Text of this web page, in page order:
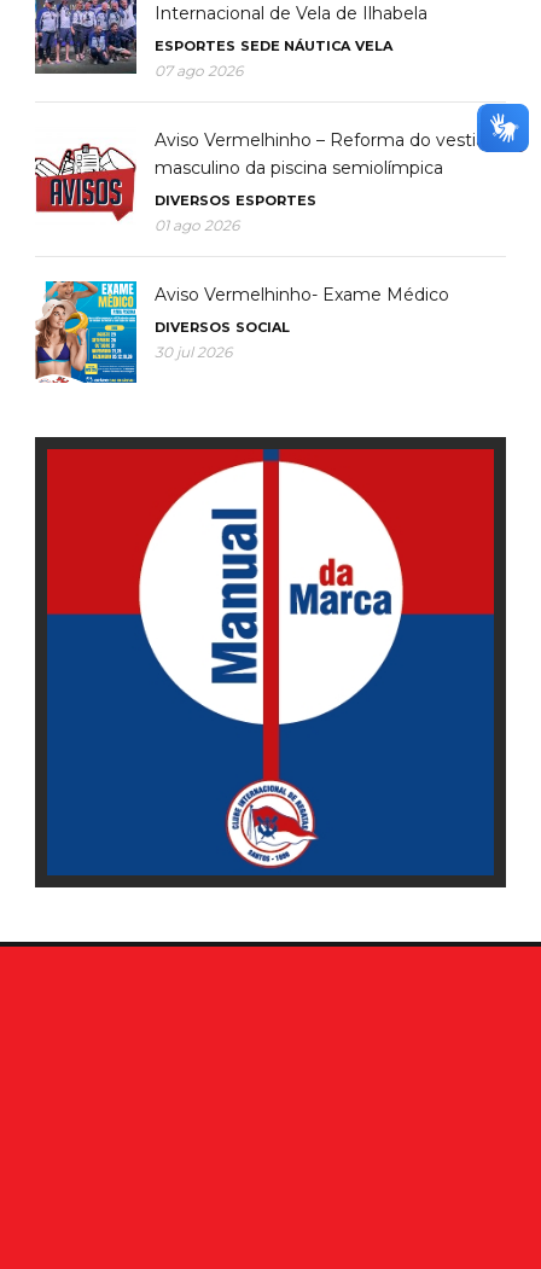
Internacional de Vela de Ilhabela
ESPORTES SEDE NÁUTICA VELA
07 ago 2026
Aviso Vermelhinho – Reforma do vestiário
masculino da piscina semiolímpica
DIVERSOS ESPORTES
01 ago 2026
Aviso Vermelhinho- Exame Médico
DIVERSOS SOCIAL
30 jul 2026